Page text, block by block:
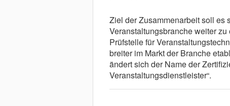
Ziel der Zusammenarbeit soll es
Veranstaltungsbranche weiter
Prüfstelle für
breiter im Markt der Branche
ändert sich der Name der
Veranstaltungsdienstleister“.